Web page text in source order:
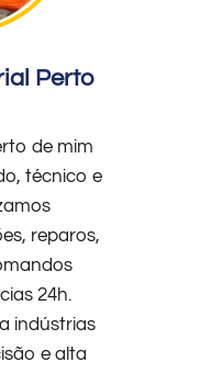
Perto
de mim
técnico e
reparos,
24h.
indústrias
e alta